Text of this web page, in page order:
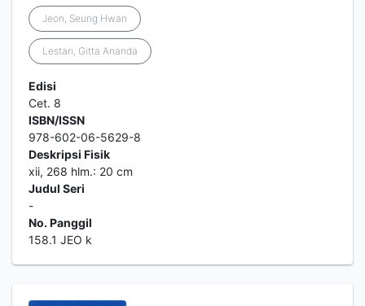
Jeon, Seung Hwan
Lestari, Gitta Ananda
Edisi
Cet. 8
ISBN/ISSN
978-602-06-5629-8
Deskripsi Fisik
xii, 268 hlm.: 20 cm
Judul Seri
-
No. Panggil
158.1 JEO k